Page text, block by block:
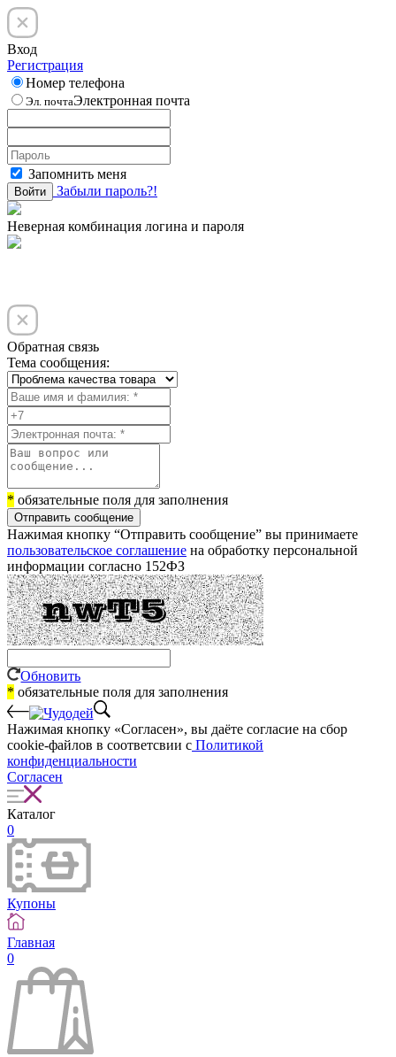
Вход
Регистрация
Номер телефона
Эл. почтаЭлектронная почта
Запомнить меня
Войти Забыли пароль?!
Неверная комбинация логина и пароля
Обратная связь
Тема сообщения:
* обязательные поля для заполнения
Отправить сообщение
Нажимая кнопку “Отправить сообщение” вы принимаете
пользовательское соглашение на обработку персональной
информации согласно 152ФЗ
Обновить
* обязательные поля для заполнения
Нажимая кнопку «Согласен», вы даёте cогласие на сбор
cookie-файлов в соответсвии с Политикой
конфиденциальности
Согласен
Каталог
0
Купоны
Главная
0